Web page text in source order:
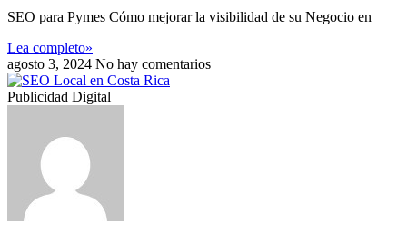
SEO para Pymes Cómo mejorar la visibilidad de su Negocio en
Lea completo»
agosto 3, 2024 No hay comentarios
Publicidad Digital